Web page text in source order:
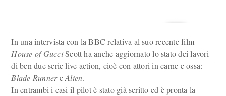
In una intervista con la BBC relativa al suo recente film
House of GucciScott ha anche aggiornato lo stato dei lavori
di ben due serie live action, cioè con attori in carne e ossa:
Blade RunnereAlien.
In entrambi i casi il pilot è stato già scritto ed è pronta la